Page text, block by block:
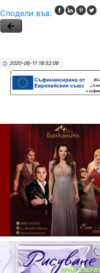
Сподели във:
2020-06-11 18:52:08